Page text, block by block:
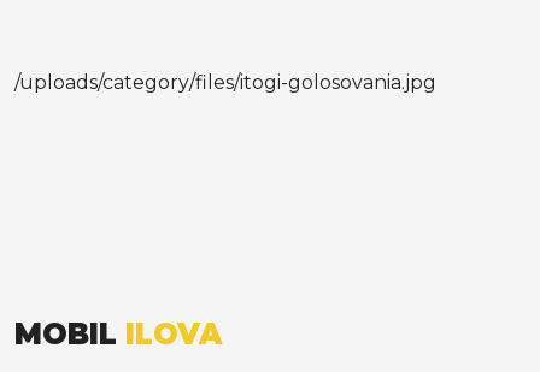
/uploads/category/files/itogi-golosovania.jpg
MOBIL ILOVA